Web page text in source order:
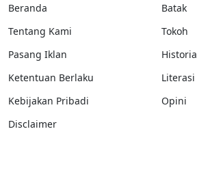
Beranda
Tentang Kami
Pasang Iklan
Ketentuan Berlaku
Kebijakan Pribadi
Disclaimer
Batak
Tokoh
Historia
Literasi
Opini